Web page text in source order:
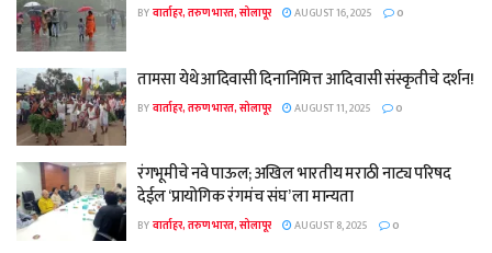
BYवार्ताहर, तरुण भारत, सोलापूर AUGUST 16, 2025 0
तामसा येथे आदिवासी दिनानिमित्त आदिवासी संस्कृतीचे दर्शन!
BYवार्ताहर, तरुण भारत, सोलापूर AUGUST 11, 2025 0
रंगभूमीचे नवे पाऊल; अखिल भारतीय मराठी नाट्य परिषद
देईल ‘प्रायोगिक रंगमंच संघ’ ला मान्यता
BYवार्ताहर, तरुण भारत, सोलापूर AUGUST 8, 2025 0